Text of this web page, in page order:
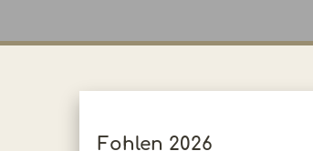
Fohlen 2026